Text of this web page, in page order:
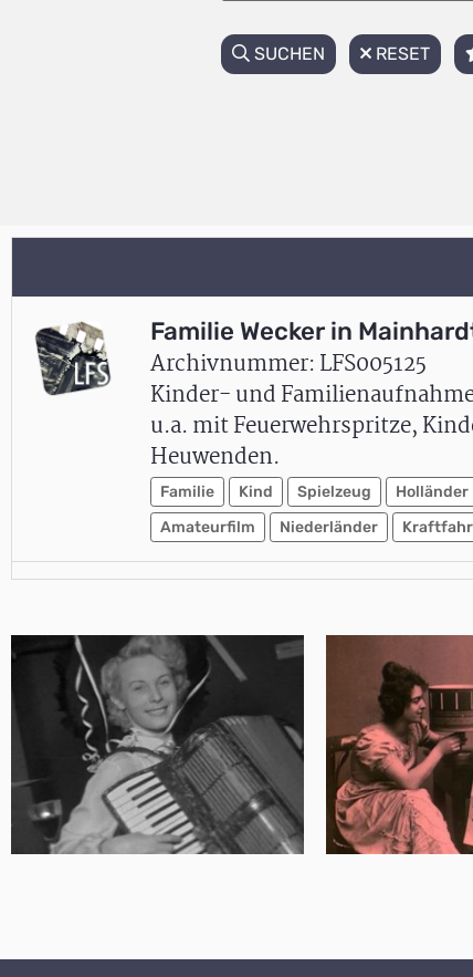
SUCHEN RESET
Familie Wecker in
Archivnummer: LFS005125
Kinder- und
u.a. mit Feuerwehrspritze,
Heuwenden.
Familie Kind Spielzeug Holländer
Amateurfilm
Niederländer